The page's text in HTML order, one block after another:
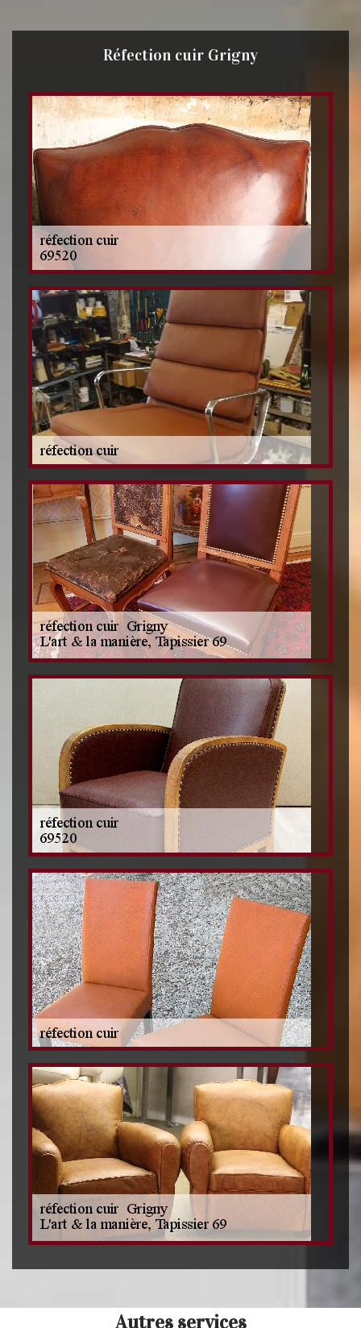
Réfection cuir Grigny
Autres services